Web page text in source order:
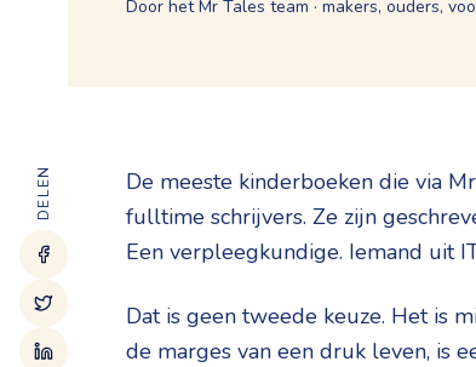
Door het Mr Tales team · makers, ouders,
DELEN
De meeste kinderboeken die via
fulltime schrijvers. Ze zijn
Een verpleegkundige. Iemand uit
Dat is geen tweede keuze. Het is
de marges van een druk leven, is